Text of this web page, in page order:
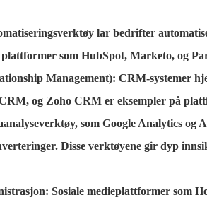
lar bedrifter
som HubSpot, Marketo, og
Management): CRM-systemer
og Zoho CRM er eksempler på
som Google Analytics
Disse verktøyene gir dyp
Sosiale medieplattformer som